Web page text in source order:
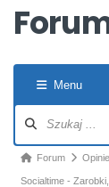
Menu
Ścieżka forum -
Forum
Socialtime -